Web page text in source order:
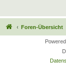
Foren-Übersicht